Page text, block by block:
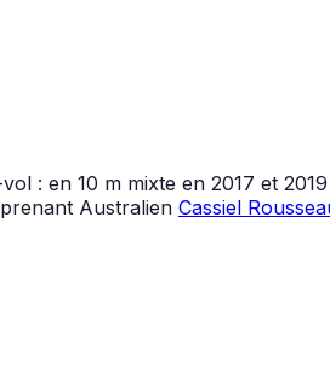
: en 10 m mixte en 2017 et
Australien Cassiel